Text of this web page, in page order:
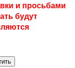
и просьбами
будут